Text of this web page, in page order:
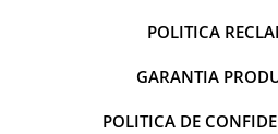
POLITICA
GARANTIA
POLITICA DE